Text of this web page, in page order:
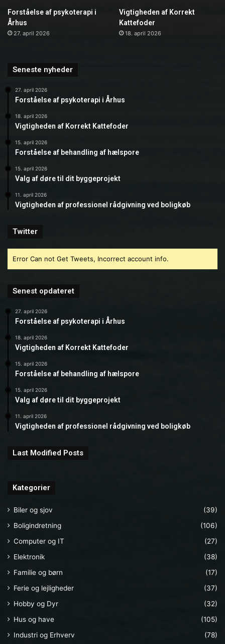
Forståelse af psykoterapi i
Århus
27. april 2026
Vigtigheden af Korrekt
Kattefoder
18. april 2026
Seneste nyheder
27. april 2026
Forståelse af psykoterapi i Århus
18. april 2026
Vigtigheden af Korrekt Kattefoder
15. april 2026
Forståelse af behandling af hælspore
15. april 2026
Valg af døre til dit byggeprojekt
11. april 2026
Vigtigheden af professionel rådgivning ved boligkøb
Twitter
Error Can not Get Tweets, Incorrect account info.
Senest opdateret
27. april 2026
Forståelse af psykoterapi i Århus
18. april 2026
Vigtigheden af Korrekt Kattefoder
15. april 2026
Forståelse af behandling af hælspore
15. april 2026
Valg af døre til dit byggeprojekt
11. april 2026
Vigtigheden af professionel rådgivning ved boligkøb
Last Modified Posts
Kategorier
Biler og sjov
(39)
Boligindretning
(106)
Computer og IT
(27)
Elektronik
(38)
Familie og børn
(17)
Ferie og lejligheder
(37)
Hobby og Dyr
(32)
Hus og have
(105)
Industri og Erhverv
(78)